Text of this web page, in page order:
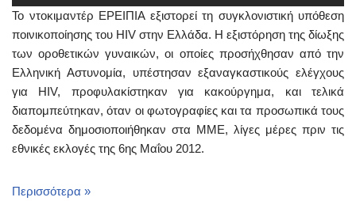
To ντοκιμαντέρ ΕΡΕΙΠΙΑ εξιστορεί τη συγκλονιστική υπόθεση
ποινικοποίησης του HIV στην Ελλάδα. Η εξιστόρηση της δίωξης
των οροθετικών γυναικών, οι οποίες προσήχθησαν από την
Ελληνική Αστυνομία, υπέστησαν εξαναγκαστικούς ελέγχους
για ΗΙV, προφυλακίστηκαν για κακούργημα, και τελικά
διαπομπεύτηκαν, όταν οι φωτογραφίες και τα προσωπικά τους
δεδομένα δημοσιοποιήθηκαν στα ΜΜΕ, λίγες μέρες πριν τις
εθνικές εκλογές της 6ης Μαΐου 2012.
Περισσότερα »